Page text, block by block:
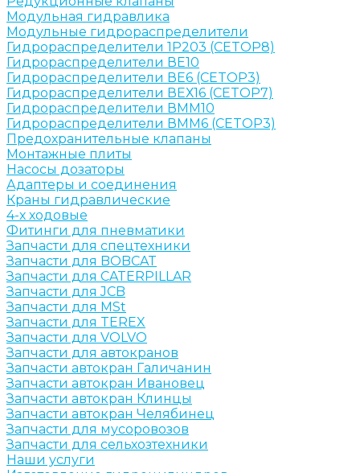
Модульная гидравлика
Модульные гидрораспределители
Гидрораспределители 1Р203 (CETOP8)
Гидрораспределители ВЕ10
Гидрораспределители ВЕ6 (CETOP3)
Гидрораспределители ВЕХ16 (CETOP7)
Гидрораспределители ВММ10
Гидрораспределители ВММ6 (CETOP3)
Предохранительные клапаны
Монтажные плиты
Насосы дозаторы
Адаптеры и соединения
Краны гидравлические
4-х ходовые
Фитинги для пневматики
Запчасти для спецтехники
Запчасти для BOBCAT
Запчасти для CATERPILLAR
Запчасти для JCB
Запчасти для MSt
Запчасти для TEREX
Запчасти для VOLVO
Запчасти для автокранов
Запчасти автокран Галичанин
Запчасти автокран Ивановец
Запчасти автокран Клинцы
Запчасти автокран Челябинец
Запчасти для мусоровозов
Запчасти для сельхозтехники
Наши услуги